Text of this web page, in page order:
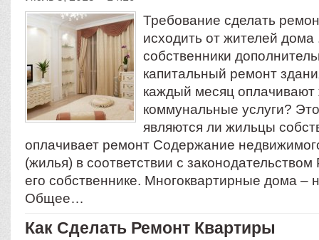
Требование сделать
исходить от жителей
собственники
капитальный ремонт
каждый месяц
коммунальные услуги?
являются ли жильцы
оплачивает ремонт Содержание
(жилья) в соответствии с
его собственнике. Многоквартирные дома –
Общее…
Как Сделать Ремонт Квартиры